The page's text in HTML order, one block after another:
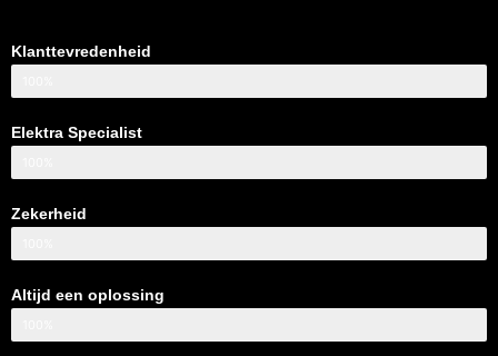
Klanttevredenheid
Elektra Specialist
Zekerheid
Altijd een oplossing